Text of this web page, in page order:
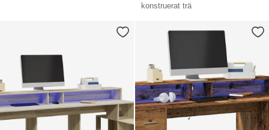
konstruerat trä